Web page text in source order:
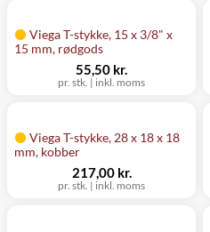
Viega T-stykke, 15 x 3/8" x
15 mm, rødgods
pr. stk. | inkl. moms
55,50 kr.
Viega T-stykke, 28 x 18 x 18
mm, kobber
pr. stk. | inkl. moms
217,00 kr.